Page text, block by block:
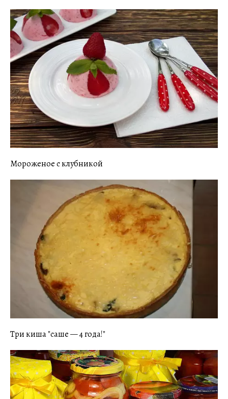
Мороженое с клубникой
Три киша "саше — 4 года!"